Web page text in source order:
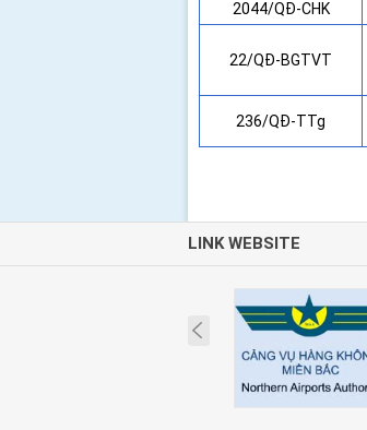
2044/QĐ-CHK
22/QĐ-BGTVT
236/QĐ-TTg
LINK WEBSITE
Prev